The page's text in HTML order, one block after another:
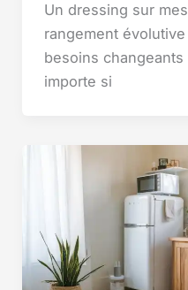
Un dressing sur
rangement évolutive
besoins
importe si